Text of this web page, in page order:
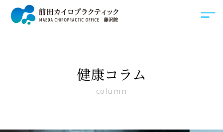
健康コラム
column